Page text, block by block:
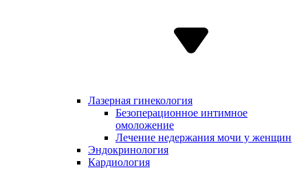
Лазерная гинекология
Безоперационное интимное
омоложение
Лечение недержания мочи у женщин
Эндокринология
Кардиология